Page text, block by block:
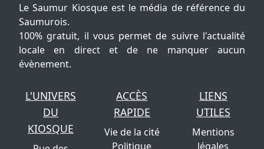
Le Saumur Kiosque est le média de référence du
Saumurois.
100% gratuit, il vous permet de suivre l'actualité
locale en direct et de ne manquer aucun
évènement.
L'UNIVERS
DU
KIOSQUE
ACCÈS
RAPIDE
Vie de la cité
Politique
LIENS
UTILES
Mentions
légales